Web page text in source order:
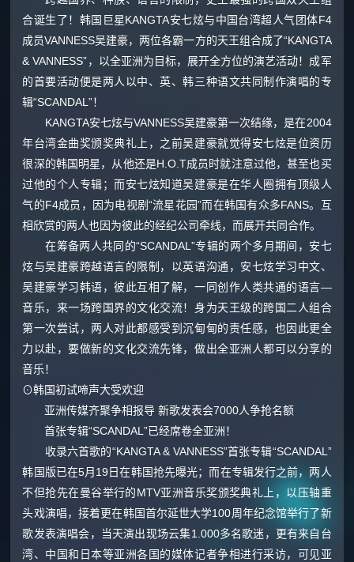
合诞生了！韩国巨星KANGTA安七炫与中国台湾超人气团体F4
成员VANNESS吴建豪，两位各霸一方的天王组合成了“KANGTA
& VANNESS”，以全亚洲为目标，展开全方位的演艺活动！成军
的首要活动便是两人以中、英、韩三种语文共同制作演唱的专
辑“SCANDAL”！
KANGTA安七炫与VANNESS吴建豪第一次结缘，是在2004
年台湾金曲奖颁奖典礼上，之前吴建豪就觉得安七炫是位资历
很深的韩国明星，从他还是H.O.T成员时就注意过他，甚至也买
过他的个人专辑；而安七炫知道吴建豪是在华人圈拥有顶级人
气的F4成员，因为电视剧“流星花园”而在韩国有众多FANS。互
相欣赏的两人也因为彼此的经纪公司牵线，而展开共同合作。
在筹备两人共同的“SCANDAL”专辑的两个多月期间，安七
炫与吴建豪跨越语言的限制，以英语沟通，安七炫学习中文、
吴建豪学习韩语，彼此互相了解，一同创作人类共通的语言—
音乐，来一场跨国界的文化交流！身为天王级的跨国二人组合
第一次尝试，两人对此都感受到沉甸甸的责任感，也因此更全
力以赴，要做新的文化交流先锋，做出全亚洲人都可以分享的
音乐！
⊙韩国初试啼声大受欢迎
亚洲传媒齐聚争相报导 新歌发表会7000人争抢名额
首张专辑“SCANDAL”已经席卷全亚洲！
收录六首歌的“KANGTA & VANNESS”首张专辑“SCANDAL”
韩国版已在5月19日在韩国抢先曝光；而在专辑发行之前，两人
不但抢先在曼谷举行的MTV亚洲音乐奖颁奖典礼上，以压轴重
头戏演唱，接着更在韩国首尔延世大学100周年纪念馆举行了新
歌发表演唱会，当天演出现场云集1.000多名歌迷，更有来自台
湾、中国和日本等亚洲各国的媒体记者争相进行采访，可见亚